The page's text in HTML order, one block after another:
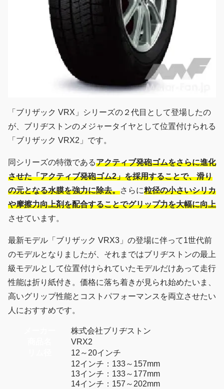
「ブリザック VRX」シリーズの２代目として登場したの
が、ブリヂストンのメジャータイヤとして位置付けられる
「ブリザック VRX2」です。
同シリーズの特徴であるアクティブ発砲ゴムをさらに進化
させた「アクティブ発砲ゴム2」を採用することで、滑り
の元となる水膜を強力に除去。さらに粒径の小さいシリカ
や摩擦力向上剤を配合することでグリップ力を大幅に向上
させています。
最新モデル「ブリザック VRX3」の登場に伴って1世代前
のモデルとなりましたが、それまではブリヂストンの最上
級モデルとして位置付けられていたモデルだけあって走行
性能は折り紙付き。価格に落ち着きが見られ始めたいま、
高いグリップ性能とコストパフォーマンスを両立させたい
人におすすめです。
株式会社ブリヂストン
VRX2
12～20インチ
12インチ：133～157mm
13インチ：133～177mm
14インチ：157～202mm